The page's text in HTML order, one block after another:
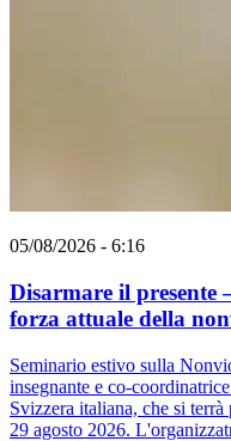
05/08/2026 - 6:16
Disarmare il presente
forza attuale della
Seminario estivo sulla
insegnante e co-
Svizzera italiana, che si
29 agosto 2026.